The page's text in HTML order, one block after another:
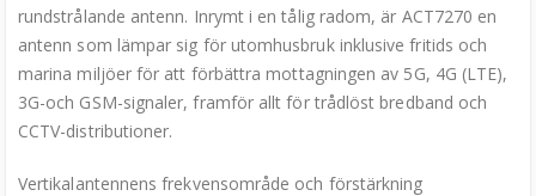
rundstrålande antenn. Inrymt i en tålig radom, är ACT7270 en
antenn som lämpar sig för utomhusbruk inklusive fritids och
marina miljöer för att förbättra mottagningen av 5G, 4G (LTE),
3G-och GSM-signaler, framför allt för trådlöst bredband och
CCTV-distributioner.
Vertikalantennens frekvensområde och förstärkning